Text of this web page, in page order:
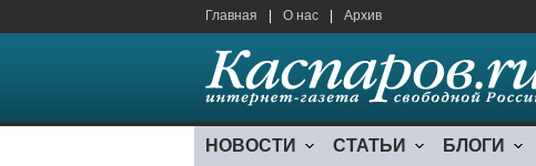
Главная О нас Архив
НОВОСТИ СТАТЬИ БЛОГИ